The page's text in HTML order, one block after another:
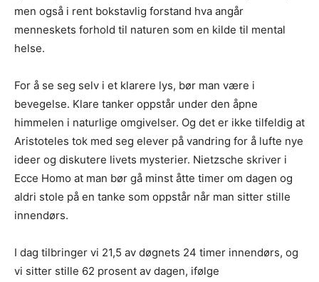
men også i rent bokstavlig forstand hva angår
menneskets forhold til naturen som en kilde til mental
helse.
For å se seg selv i et klarere lys, bør man være i
bevegelse. Klare tanker oppstår under den åpne
himmelen i naturlige omgivelser. Og det er ikke tilfeldig at
Aristoteles tok med seg elever på vandring for å lufte nye
ideer og diskutere livets mysterier. Nietzsche skriver i
Ecce Homo at man bør gå minst åtte timer om dagen og
aldri stole på en tanke som oppstår når man sitter stille
innendørs.
I dag tilbringer vi 21,5 av døgnets 24 timer innendørs, og
vi sitter stille 62 prosent av dagen, ifølge